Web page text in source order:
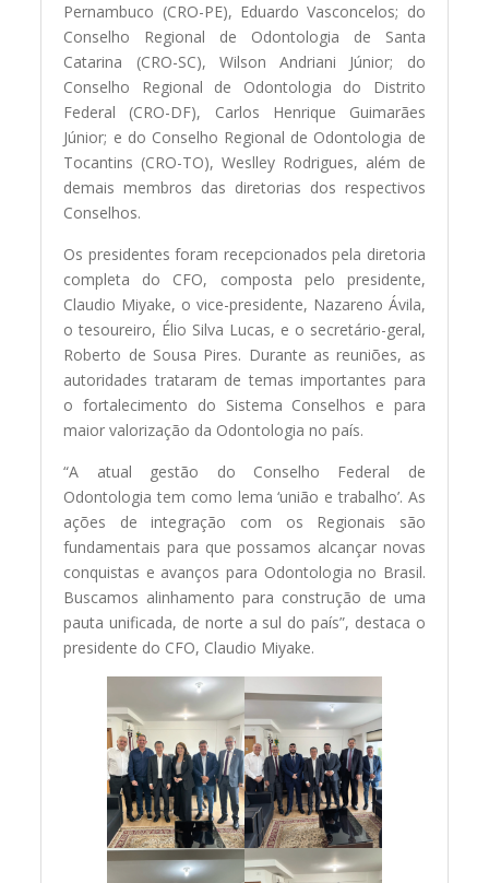
Pernambuco (CRO-PE), Eduardo Vasconcelos; do
Conselho Regional de Odontologia de Santa
Catarina (CRO-SC), Wilson Andriani Júnior; do
Conselho Regional de Odontologia do Distrito
Federal (CRO-DF), Carlos Henrique Guimarães
Júnior; e do Conselho Regional de Odontologia de
Tocantins (CRO-TO), Weslley Rodrigues, além de
demais membros das diretorias dos respectivos
Conselhos.
Os presidentes foram recepcionados pela diretoria
completa do CFO, composta pelo presidente,
Claudio Miyake, o vice-presidente, Nazareno Ávila,
o tesoureiro, Élio Silva Lucas, e o secretário-geral,
Roberto de Sousa Pires. Durante as reuniões, as
autoridades trataram de temas importantes para
o fortalecimento do Sistema Conselhos e para
maior valorização da Odontologia no país.
“A atual gestão do Conselho Federal de
Odontologia tem como lema ‘união e trabalho’. As
ações de integração com os Regionais são
fundamentais para que possamos alcançar novas
conquistas e avanços para Odontologia no Brasil.
Buscamos alinhamento para construção de uma
pauta unificada, de norte a sul do país”, destaca o
presidente do CFO, Claudio Miyake.